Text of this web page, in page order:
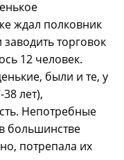
ждал полковник
торговок
12 человек.
были и те, у
лет),
Непотребные
большинстве
потрепала их